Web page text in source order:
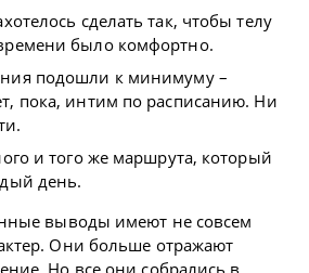
сделать так, чтобы телу
было комфортно.
подошли к минимуму –
пока, интим по расписанию. Ни
и того же маршрута, который
день.
выводы имеют не совсем
Они больше отражают
Но все они собрались в